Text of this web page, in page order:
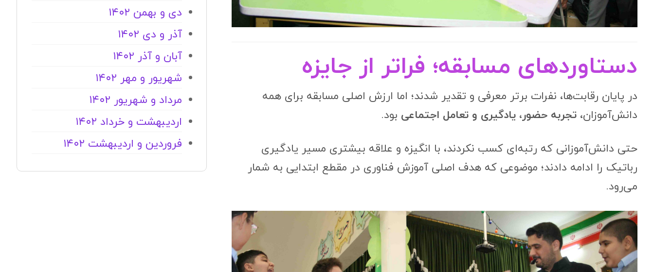
دستاوردهای مسابقه؛ فراتر از جایزه
در پایان رقابت‌ها، نفرات برتر معرفی و تقدیر شدند؛ اما ارزش اصلی مسابقه برای همه
دانش‌آموزان، تجربه حضور، یادگیری و تعامل اجتماعی بود.
حتی دانش‌آموزانی که رتبه‌ای کسب نکردند، با انگیزه و علاقه بیشتری مسیر یادگیری
رباتیک را ادامه دادند؛ موضوعی که هدف اصلی آموزش فناوری در مقطع ابتدایی به شمار
می‌رود.
دی و بهمن ۱۴۰۲
آذر و دی ۱۴۰۲
آبان و آذر ۱۴۰۲
شهریور و مهر ۱۴۰۲
مرداد و شهریور ۱۴۰۲
اردیبهشت و خرداد ۱۴۰۲
فروردین و اردیبهشت ۱۴۰۲